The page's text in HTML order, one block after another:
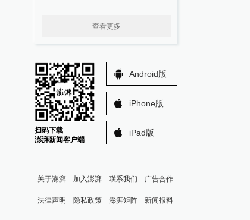
查看更多
扫码下载
澎湃新闻客户端
Android版
iPhone版
iPad版
关于澎湃 加入澎湃 联系我们 广告合作
法律声明 隐私政策 澎湃矩阵 新闻报料